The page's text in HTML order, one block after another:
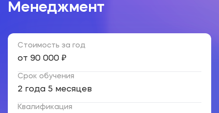
Контакты
Менеджмент
Стоимость за год
от 90 000 ₽
Срок обучения
2 года 5 меcяцев
Квалификация